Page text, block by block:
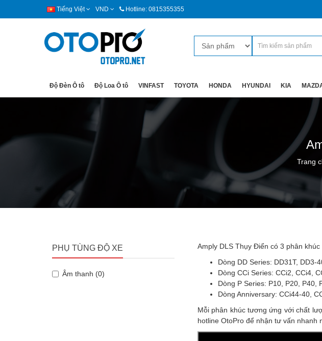
Tiếng Việt VND Hotline: 0815355355
Độ Đèn Ô tô Độ Loa Ô tô VINFAST TOYOTA HONDA HYUNDAI KIA
Trang
PHỤ TÙNG ĐỘ XE
Âm thanh (0)
Amply DLS Thụy Điển có 3 phân
Dòng DD Series: DD31T, DD3-
Dòng CCi Series: CCi2, CCi4,
Dòng P Series: P10, P20, P40,
Dòng Anniversary: CCi44-40,
Mỗi phân khúc tương ứng với chất
hotline OtoPro để nhận tư vấn nhanh